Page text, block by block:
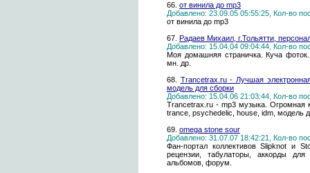
66. от винила до mp3
Добавлено: 23.09.05 05:55:25, Кол-во
от винила до mp3
67. Радаев Михаил, г.Тольятти,
Добавлено: 15.04.04 09:04:44, Кол-во
Моя домашняя страничка. Куча
мн. др.
68. Trancetrax.ru - Лучшая
модель для сборки
Добавлено: 15.04.06 21:03:44, Кол-во
Trancetrax.ru - mp3 музыка. Огромная
trance, psychedelic, house, idm, модель
69. omega stone sour
Добавлено: 31.07.07 18:42:21, Кол-во
Фан-портал коллективов Slipknot и
рецензии, табулаторы, аккорды
альбомов, форум.